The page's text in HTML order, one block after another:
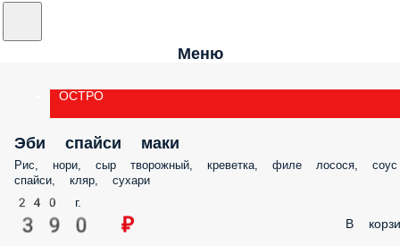
Меню
ОСТРО
Эби спайси маки
Рис, нори, сыр творожный, креветка, филе лосося, соус
спайси, кляр, сухари
240 г.
390 ₽ В